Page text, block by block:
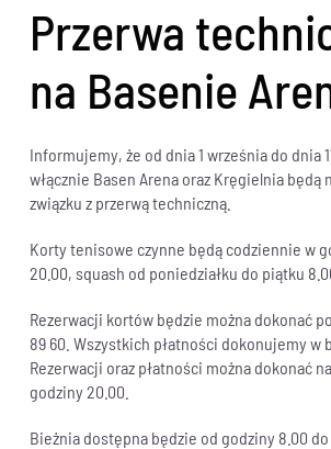
Przerwa
na Basenie
Informujemy, że od dnia 1 września do dnia
włącznie Basen Arena oraz Kręgielnia będą
związku z przerwą techniczną.
Korty tenisowe czynne będą codziennie w
20.00, squash od poniedziałku do piątku
Rezerwacji kortów będzie można dokonać
89 60. Wszystkich płatności dokonujemy w
Rezerwacji oraz płatności można dokonać
godziny 20.00.
Bieżnia dostępna będzie od godziny 8.00 do